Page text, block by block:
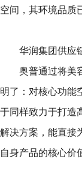
空间，其环境品质
华润集团供应
奥普通过将美
明了：对核心功能
于同样致力于打造
解决方案，能直接
自身产品的核心价